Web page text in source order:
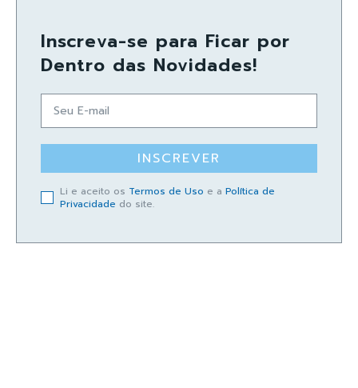
Inscreva-se para Ficar por
Dentro das Novidades!
INSCREVER
Li e aceito os Termos de Uso e a Política de
Privacidade do site.